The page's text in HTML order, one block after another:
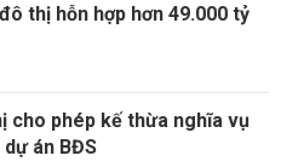
thị hỗn hợp hơn 49.000 tỷ
cho phép kế thừa nghĩa vụ
án BĐS